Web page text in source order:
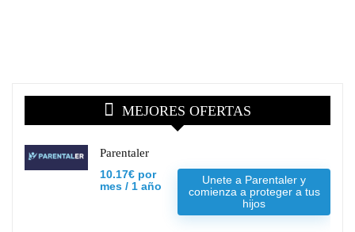
MEJORES OFERTAS
Parentaler
10.17€ por
mes / 1 año
Unete a Parentaler y
comienza a proteger a tus
hijos